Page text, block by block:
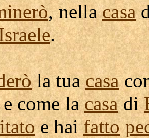
, nellacasa
.
la tuacasa
e come lacasadi
e haifatto